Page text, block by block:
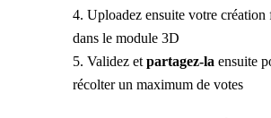
Uploadez ensuite votre création
dans le module 3D
Validez et partagez-la ensuite
récolter un maximum de votes